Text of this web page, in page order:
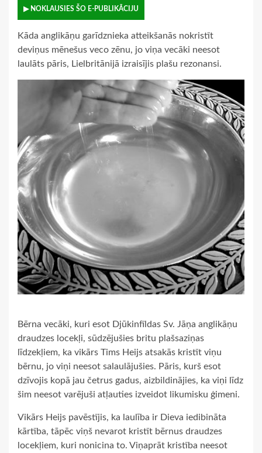
▶ NOKLAUSIES ŠO E-PUBLIKĀCIJU
Kāda anglikāņu garīdznieka atteikšanās nokristīt
deviņus mēnešus veco zēnu, jo viņa vecāki neesot
laulāts pāris, Lielbritānijā izraisījis plašu rezonansi.
Bērna vecāki, kuri esot Djūkinfīldas Sv. Jāņa anglikāņu
draudzes locekļi, sūdzējušies britu plašsaziņas
līdzekļiem, ka vikārs Tims Heijs atsakās kristīt viņu
bērnu, jo viņi neesot salaulājušies. Pāris, kurš esot
dzīvojis kopā jau četrus gadus, aizbildinājies, ka viņi līdz
šim neesot varējuši atļauties izveidot likumisku ģimeni.
Vikārs Heijs pavēstījis, ka laulība ir Dieva iedibināta
kārtība, tāpēc viņš nevarot kristīt bērnus draudzes
locekļiem, kuri nonicina to. Viņaprāt kristība neesot